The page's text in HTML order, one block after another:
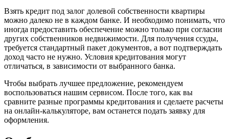
Взять кредит под залог долевой собственности квартиры
можно далеко не в каждом банке. И необходимо понимать, что
иногда предоставить обеспечение можно только при согласии
других собственников недвижимости. Для получения ссуды,
требуется стандартный пакет документов, а вот подтверждать
доход часто не нужно. Условия кредитования могут
отличаться, в зависимости от выбранного банка.
Чтобы выбрать лучшее предложение, рекомендуем
воспользоваться нашим сервисом. После того, как вы
сравните разные программы кредитования и сделаете расчеты
на онлайн-калькуляторе, вам останется подать заявку для
оформления.